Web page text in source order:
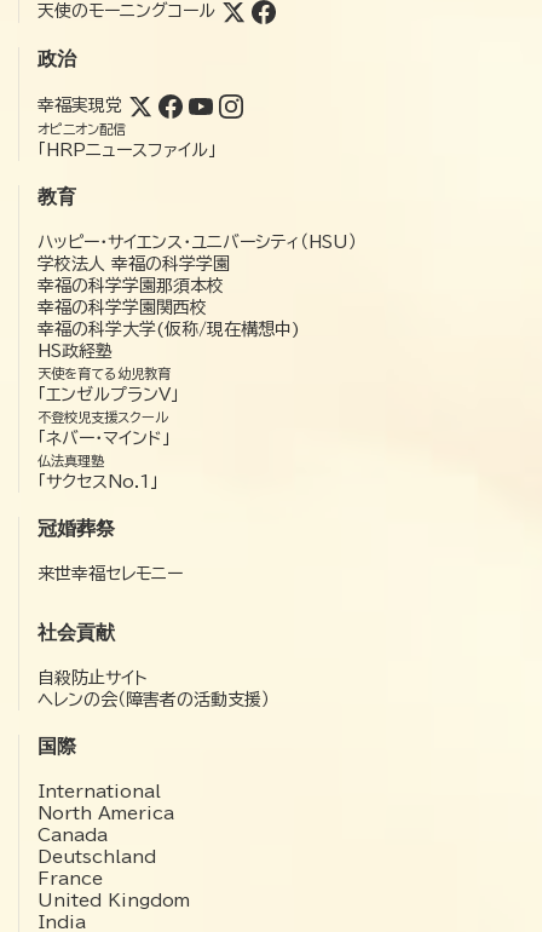
天使のモーニングコール
政治
幸福実現党
オピニオン配信
「HRPニュースファイル」
教育
ハッピー・サイエンス・ユニバーシティ（HSU）
学校法人 幸福の科学学園
幸福の科学学園那須本校
幸福の科学学園関西校
幸福の科学大学(仮称/現在構想中)
HS政経塾
天使を育てる幼児教育
「エンゼルプランV」
不登校児支援スクール
「ネバー・マインド」
仏法真理塾
「サクセスNo.1」
冠婚葬祭
来世幸福セレモニー
社会貢献
自殺防止サイト
ヘレンの会（障害者の活動支援）
国際
International
North America
Canada
Deutschland
France
United Kingdom
India